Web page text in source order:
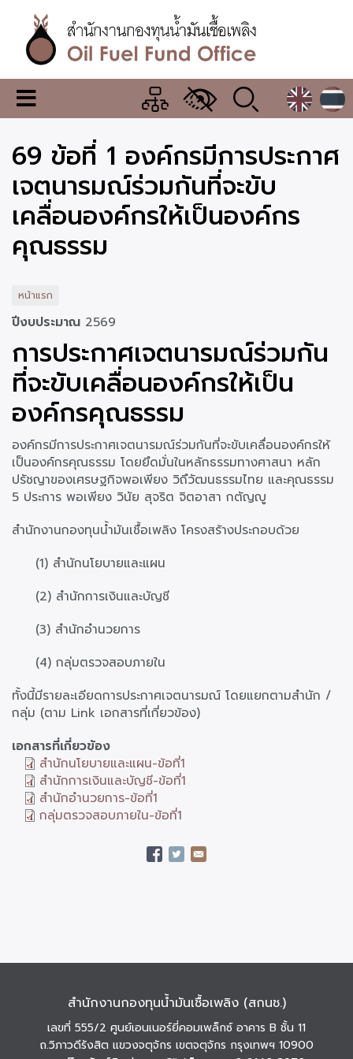
เนื้อหา
หลักสำนักงาน
กองทุน
น้ำมัน
เชื้อ
เพลิง
เมนู
เปลี่ยน
แสดง
ผล
69 ข้อที่ 1 องค์กรมีการประกาศ
เจตนารมณ์ร่วมกันที่จะขับ
เคลื่อนองค์กรให้เป็นองค์กร
คุณธรรม
หน้าแรก
ปีงบประมาณ 2569
การประกาศเจตนารมณ์ร่วมกัน
ที่จะขับเคลื่อนองค์กรให้เป็น
องค์กรคุณธรรม
องค์กรมีการประกาศเจตนารมณ์ร่วมกันที่จะขับเคลื่อนองค์กรให้
เป็นองค์กรคุณธรรม โดยยึดมั่นในหลักธรรมทางศาสนา หลัก
ปรัชญาของเศรษฐกิจพอเพียง วิถึวัฒนธรรมไทย และคุณธรรม
5 ประการ พอเพียง วินัย สุจริต จิตอาสา กตัญญู
สำนักงานกองทุนน้ำมันเชื้อเพลิง โครงสร้างประกอบด้วย
(1) สำนักนโยบายและแผน
(2) สำนักการเงินและบัญชี
(3) สำนักอำนวยการ
(4) กลุ่มตรวจสอบภายใน
ทั้งนี้มีรายละเอียดการประกาศเจตนารมณ์ โดยแยกตามสำนัก /
กลุ่ม (ตาม Link เอกสารที่เกี่ยวข้อง)
เอกสารที่เกี่ยวข้อง
สำนักนโยบายและแผน-ข้อที่1
สำนักการเงินและบัญชี-ข้อที่1
สำนักอำนวยการ-ข้อที่1
กลุ่มตรวจสอบภายใน-ข้อที่1
สำนักงานกองทุนน้ำมันเชื้อเพลิง (สกนช.)
เลขที่ 555/2 ศูนย์เอนเนอร์ยี่คอมเพล็กซ์ อาคาร B ชั้น 11
ถ.วิภาวดีรังสิต แขวงจตุจักร เขตจตุจักร กรุงเทพฯ 10900